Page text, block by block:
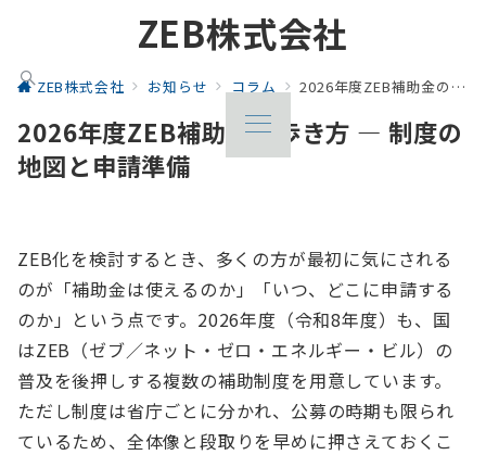
ZEB株式会社
ZEB株式会社 お知らせ コラム 2026年度ZEB補助金の歩き方 ― 制度の地図と申請準備
2026年度ZEB補助金の歩き方 ― 制度の
地図と申請準備
ZEB化を検討するとき、多くの方が最初に気にされる
のが「補助金は使えるのか」「いつ、どこに申請する
のか」という点です。2026年度（令和8年度）も、国
はZEB（ゼブ／ネット・ゼロ・エネルギー・ビル）の
普及を後押しする複数の補助制度を用意しています。
ただし制度は省庁ごとに分かれ、公募の時期も限られ
ているため、全体像と段取りを早めに押さえておくこ